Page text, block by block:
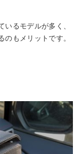
いるモデルが多く、
もメリットです。